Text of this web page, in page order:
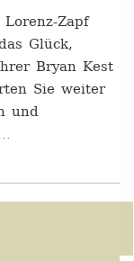
Zapf
Glück,
Bryan Kest
Sie weiter
und